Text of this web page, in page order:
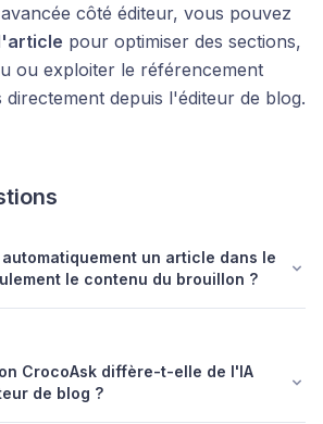
côté éditeur, vous pouvez
pour optimiser des sections,
ou exploiter le référencement
directement depuis l'éditeur de blog.
un article dans le
le contenu du brouillon ?
CrocoAsk diffère-t-elle de l'IA
de blog ?